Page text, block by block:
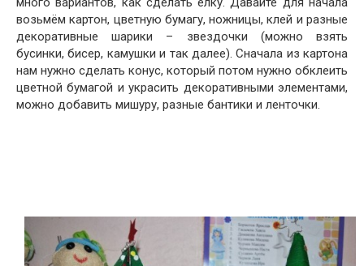
возьмём картон, цветную бумагу, ножницы, клей и разные
декоративные шарики – звездочки (можно взять
бусинки, бисер, камушки и так далее). Сначала из картона
нам нужно сделать конус, который потом нужно обклеить
цветной бумагой и украсить декоративными элементами,
можно добавить мишуру, разные бантики и ленточки.